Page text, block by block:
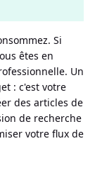
Si
êtes en
Un
: c'est votre
des articles de
de recherche
votre flux de